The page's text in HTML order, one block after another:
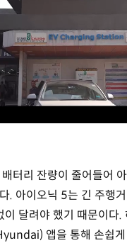
터리 잔량이 줄어들어
. 아이오닉 5는 긴 주행
이 달려야 했기 때문이다.
앱을 통해 손쉽게